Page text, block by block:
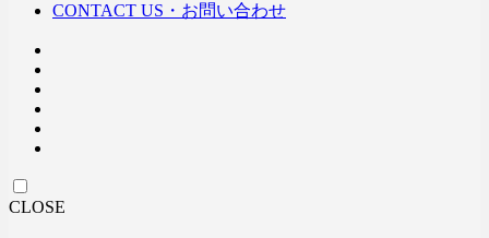
CONTACT US・お問い合わせ
CLOSE